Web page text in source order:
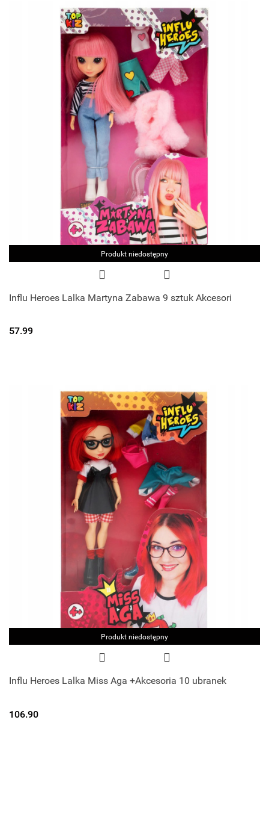
Produkt niedostępny
Influ Heroes Lalka Martyna Zabawa 9 sztuk Akcesori
57.99
Produkt niedostępny
Influ Heroes Lalka Miss Aga +Akcesoria 10 ubranek
106.90